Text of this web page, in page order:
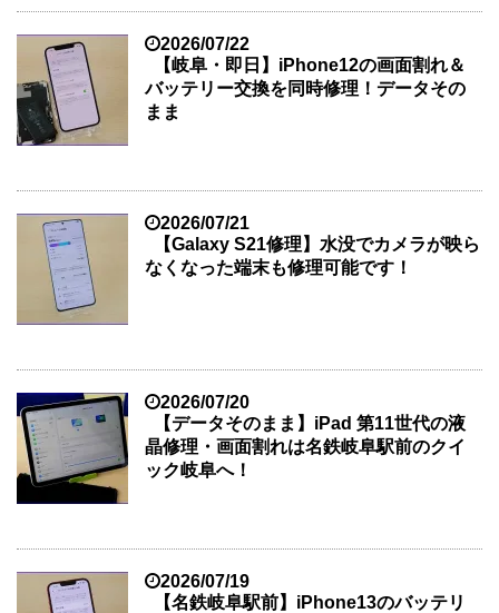
2026/07/22
【岐阜・即日】iPhone12の画面割れ＆
バッテリー交換を同時修理！データその
まま
2026/07/21
【Galaxy S21修理】水没でカメラが映ら
なくなった端末も修理可能です！
2026/07/20
【データそのまま】iPad 第11世代の液
晶修理・画面割れは名鉄岐阜駅前のクイ
ック岐阜へ！
2026/07/19
【名鉄岐阜駅前】iPhone13のバッテリ